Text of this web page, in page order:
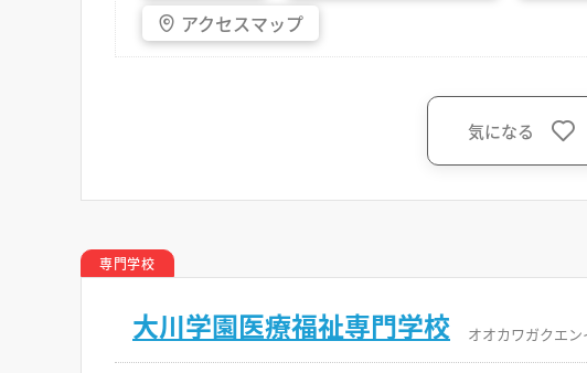
アクセスマップ
気になる
専門学校
大川学園医療福祉専門学校 オオカワガクエ